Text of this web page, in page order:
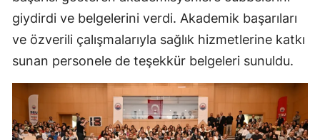
giydirdi ve belgelerini verdi. Akademik başarıları
ve özverili çalışmalarıyla sağlık hizmetlerine katkı
sunan personele de teşekkür belgeleri sunuldu.